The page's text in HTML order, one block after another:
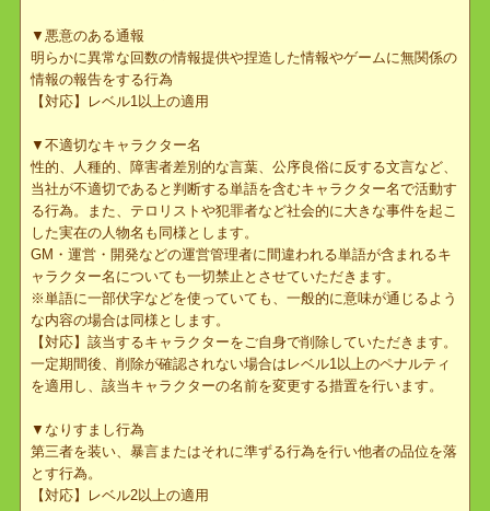
▼迷惑行為・ハラスメント行為
特定の人物に対して嫌がらせ、付きまとい等の迷惑となる行為や第
三者のゲーム進行の妨害や精神的苦痛を与える行為 【対応】レベ
ル1以上適用
▼スパム行為
意味のない発言を繰り返す、過剰に発言を行なう等をして他のプレ
イヤーの会話を妨害する行為 【対応】レベル1以上適用
▼悪意のある通報
明らかに異常な回数の情報提供や捏造した情報やゲームに無関係の
情報の報告をする行為
【対応】レベル1以上の適用
▼不適切なキャラクター名
性的、人種的、障害者差別的な言葉、公序良俗に反する文言など、
る行為。また、テロリストや犯罪者など社会的に大きな事件を起こ
した実在の人物名も同様とします。
GM・運営・開発などの運営管理者に間違われる単語が含まれるキ
ャラクター名についても一切禁止とさせていただきます。